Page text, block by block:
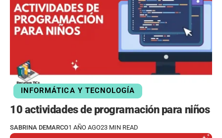
INFORMÁTICA Y TECNOLOGÍA
10 actividades de programación para niños
SABRINA DEMARCO1 AÑO AGO23 MIN READ